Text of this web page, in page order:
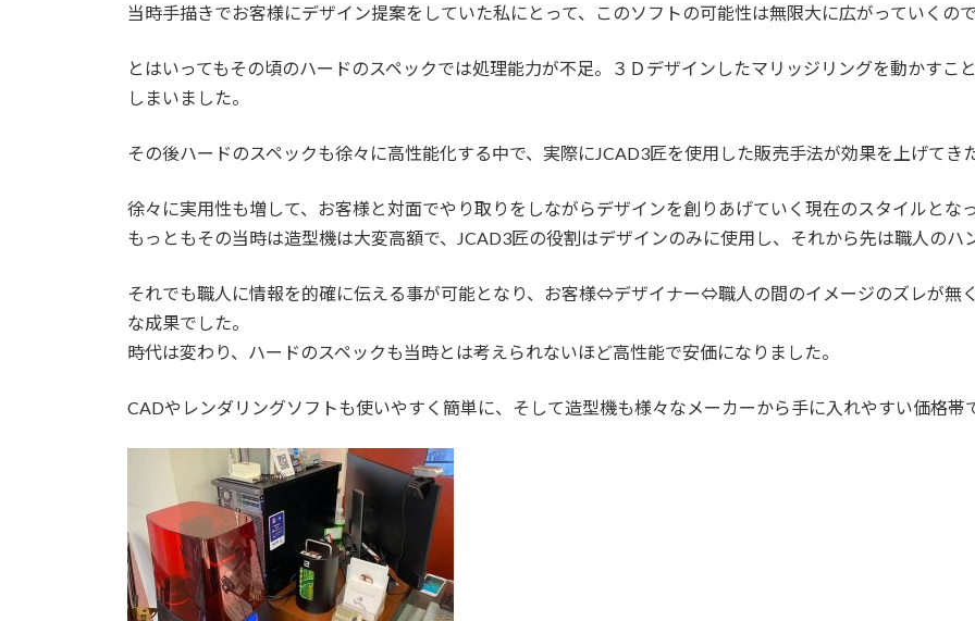
当時手描きでお客様にデザイン提案をしていた私にとって、このソフトの可能性は無限大に広がっていくの
とはいってもその頃のハードのスペックでは処理能力が不足。３Ｄデザインしたマリッジリングを動かすこ
しまいました。
その後ハードのスペックも徐々に高性能化する中で、実際にJCAD3匠を使用した販売手法が効果を上げてき
徐々に実用性も増して、お客様と対面でやり取りをしながらデザインを創りあげていく現在のスタイルとな
もっともその当時は造型機は大変高額で、JCAD3匠の役割はデザインのみに使用し、それから先は職人のハ
それでも職人に情報を的確に伝える事が可能となり、お客様⇔デザイナー⇔職人の間のイメージのズレが無
な成果でした。
時代は変わり、ハードのスペックも当時とは考えられないほど高性能で安価になりました。
CADやレンダリングソフトも使いやすく簡単に、そして造型機も様々なメーカーから手に入れやすい価格帯